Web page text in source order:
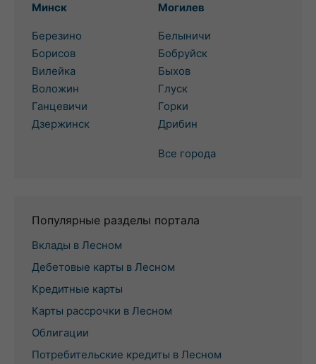
Минск
Березино
Борисов
Вилейка
Воложин
Ганцевичи
Дзержинск
Могилев
Белыничи
Бобруйск
Быхов
Глуск
Горки
Дрибин
Все города
Популярные разделы портала
Вклады в Лесном
Дебетовые карты в Лесном
Кредитные карты
Карты рассрочки в Лесном
Облигации
Потребительские кредиты в Лесном